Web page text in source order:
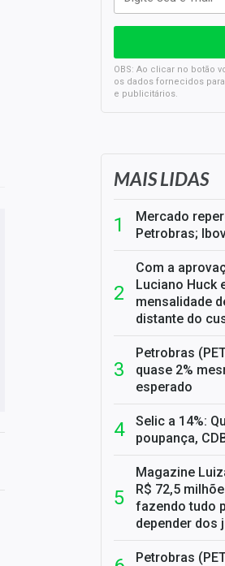
OBS: Ao clicar no botão
os dados fornecidos
e publicitários.
MAIS LIDAS
Mercado
Petrobras;
Com a
Luciano Huck
mensalidade
distante do
Petrobras
quase 2%
esperado
Selic a 14%:
poupança,
Magazine
R$ 72,5
fazendo tudo
depender dos
Petrobras